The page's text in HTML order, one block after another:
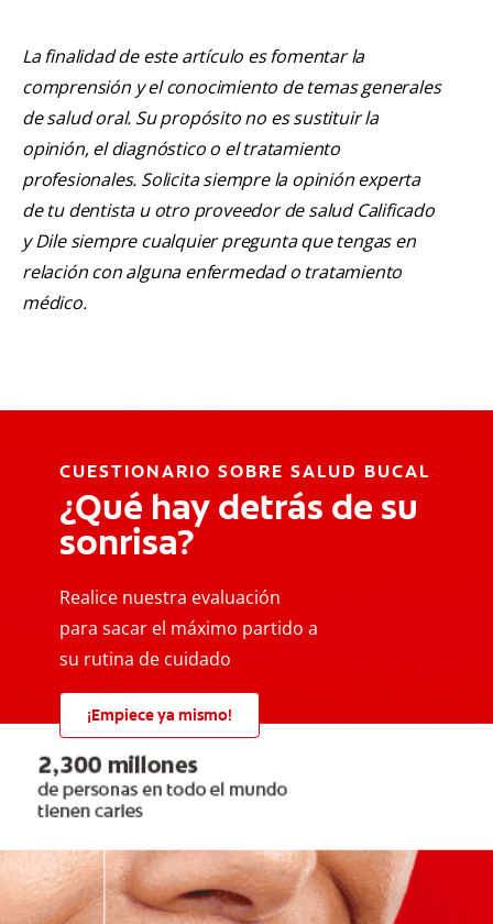
La finalidad de este artículo es fomentar la
comprensión y el conocimiento de temas generales
de salud oral. Su propósito no es sustituir la
opinión, el diagnóstico o el tratamiento
profesionales. Solicita siempre la opinión experta
de tu dentista u otro proveedor de salud Calificado
y Dile siempre cualquier pregunta que tengas en
relación con alguna enfermedad o tratamiento
médico.
CUESTIONARIO SOBRE SALUD BUCAL
¿Qué hay detrás de su
sonrisa?
Realice nuestra evaluación
para sacar el máximo partido a
su rutina de cuidado
¡Empiece ya mismo!